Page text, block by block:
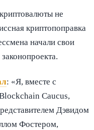
не
криптопоправка
начали свои
: «Я, вместе с
Caucus,
Дэвидом
Фостером,